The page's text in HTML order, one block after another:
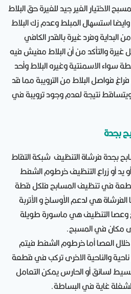
الاختيار الغير جيد للغيرة حق البلاط
استسهال المبلط وعدم زك البلاط
البداية وفرد غيرة بالقدر الكافي
غيرة والتأكد من أن البلاط مفيش فيه
سواء الاسمنتية وغيره البلاط وأحد
فواصل البلاط من الترويبة مما قد
نتيجة لعدم وجود ترويبة في
بجدة
بجدة فرشاة التنظيف شبكة التقاط
يد أو زراع التنظيف خرطوم الشفط
في تنظيف المسابح فلكل قطة
هي لدعم الأوساخ و الأتربة
وعصا التنظيف هي ماسورة طويلة
مكان في المسبح.
العصا أما خرطوم الشفط فيتم
والناحية الاخرى تركب في قطعة
لسائق أو الحارس يمكن التعامل
غاية في البساطة.